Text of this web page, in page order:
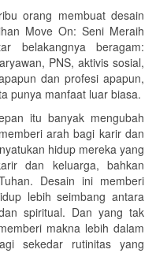
orang membuat desain
Move On: Seni Meraih
belakangnya beragam:
PNS, aktivis sosial,
dan profesi apapun,
punya manfaat luar biasa.
itu banyak mengubah
arah bagi karir dan
hidup mereka yang
dan keluarga, bahkan
Desain ini memberi
lebih seimbang antara
spiritual. Dan yang tak
makna lebih dalam
sekedar rutinitas yang